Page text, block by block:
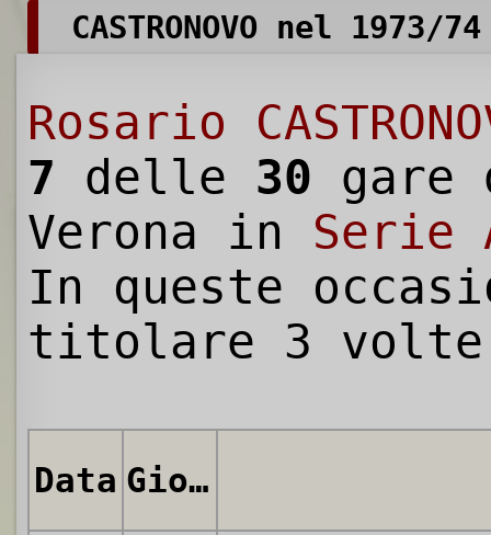
CASTRONOVO nel 1973/74
Rosario
7 delle 30 gare
Verona in Serie
In queste
titolare 3
Data
Giornata